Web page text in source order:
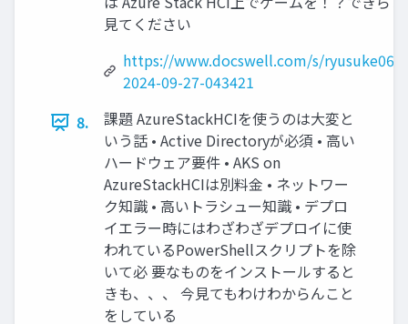
見てください
https://www.docswell.com/s/ryusuke06/
2024-09-27-043421
8.
課題 AzureStackHCIを使うのは大変と
いう話 • Active Directoryが必須 • 高い
ハードウェア要件 • AKS on
AzureStackHCIは別料金 • ネットワー
ク知識 • 高いトラシュー知識 • デプロ
イエラー時にはわざわざデプロイに使
われているPowerShellスクリプトを除
いて必 要なものをインストールすると
きも、、、 今見てもわけわからんこと
をしている